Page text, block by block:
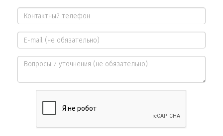
Ваше
имя
*
Контактный
телефон
*
E-
mail
Вопросы
уточнения